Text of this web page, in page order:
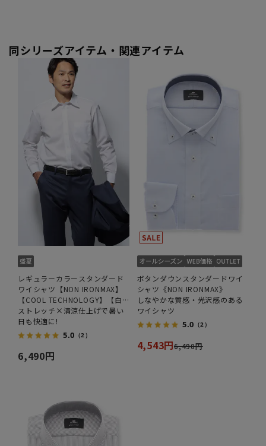
同シリーズアイテム・関連アイテム
レギュラーカラースタンダード
ワイシャツ【NON IRONMAX】
【COOL TECHNOLOGY】【白
無地】
ストレッチ×清涼仕上げで暑い
日も快適に!
5.0 （2）
6,490円
ボタンダウンスタンダードワイ
シャツ《NON IRONMAX》
しなやかな質感・光沢感のある
ワイシャツ
5.0 （2）
4,543円6,490円